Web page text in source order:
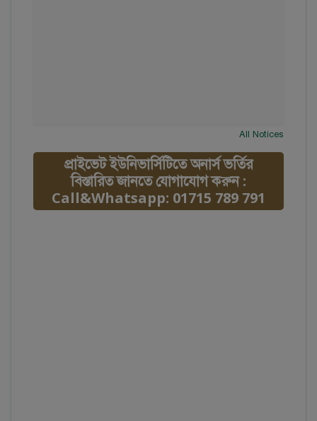
All Notices
প্রাইভেট ইউনিভার্সিটিতে অনার্স ভর্তির
বিস্তারিত জানতে যোগাযোগ করুন :
Call&Whatsapp: 01715 789 791